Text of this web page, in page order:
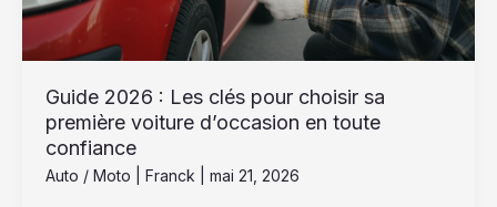
Guide 2026 : Les clés pour choisir sa
première voiture d’occasion en toute
confiance
Auto / Moto Franck mai 21, 2026
première
voiture
en
toute
confiance